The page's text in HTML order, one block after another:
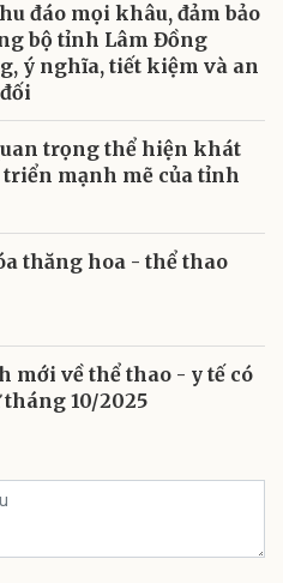
đáo mọi khâu, đảm bảo
bộ tỉnh Lâm Đồng
ý nghĩa, tiết kiệm và an
trọng thể hiện khát
mạnh mẽ của tỉnh
thăng hoa - thể thao
mới về thể thao - y tế có
10/2025